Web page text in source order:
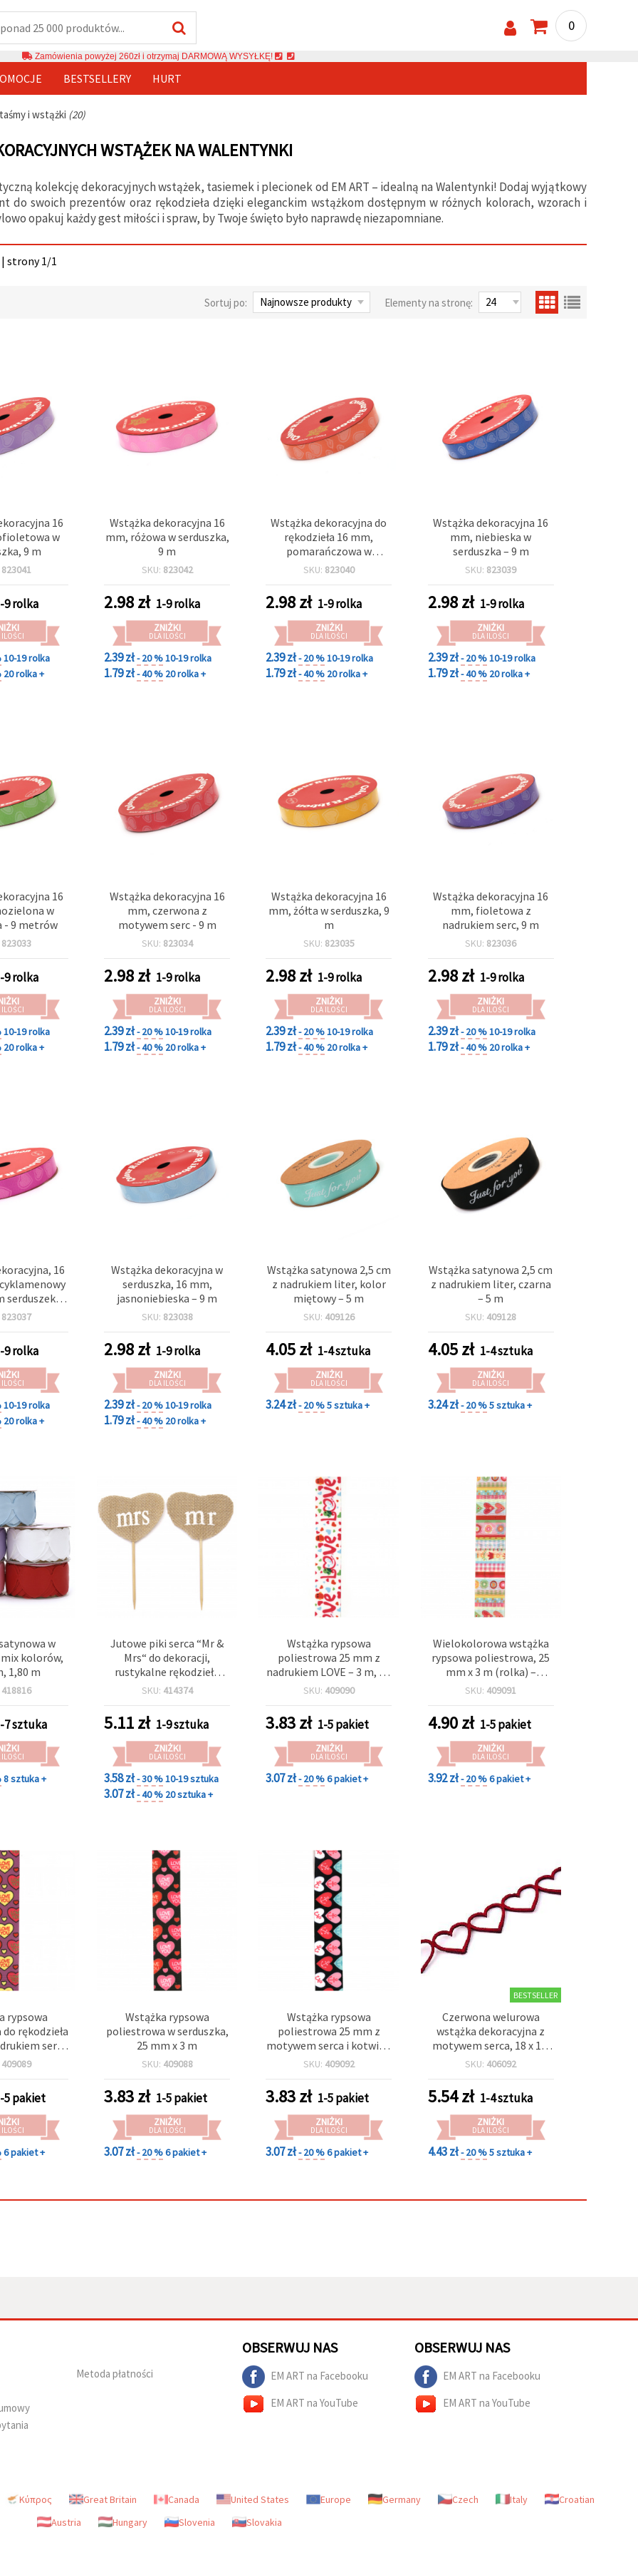
0
Zamówienia powyżej 260zł i otrzymaj DARMOWĄ WYSYŁKĘ!
BESTSELLERY HURT
i wstążki (20)
WSTĄŻEK NA WALENTYNKI
kolekcję dekoracyjnych wstążek, tasiemek i plecionek od EM ART – idealną na Walentynki! Dodaj wyjątkowy
do swoich prezentów oraz rękodzieła dzięki eleganckim wstążkom dostępnym w różnych kolorach, wzorach i
opakuj każdy gest miłości i spraw, by Twoje święto było naprawdę niezapomniane.
strony 1/1
Sortuj po: Elementy na stronę:
16
w
9 m
823041
9 rolka
ILOŚCI
10-19 rolka
20 rolka +
Wstążka dekoracyjna 16
mm, różowa w serduszka,
9 m
SKU: 823042
2.98zł 1-9 rolka
ZNIŻKI
DLA ILOŚCI
2.39 zł- 20 %10-19 rolka
1.79 zł- 40 % 20 rolka +
Wstążka dekoracyjna do
rękodzieła 16 mm,
pomarańczowa w
serduszka - 9 m
SKU: 823040
2.98zł 1-9 rolka
ZNIŻKI
DLA ILOŚCI
2.39 zł- 20 %10-19 rolka
1.79 zł- 40 % 20 rolka +
Wstążka dekoracyjna 16
mm, niebieska w
serduszka – 9 m
SKU: 823039
2.98zł 1-9 rolka
ZNIŻKI
DLA ILOŚCI
2.39 zł- 20 %10-19 rolka
1.79 zł- 40 % 20 rolka +
16
w
- 9 metrów
823033
9 rolka
ILOŚCI
10-19 rolka
20 rolka +
Wstążka dekoracyjna 16
mm, czerwona z
motywem serc - 9 m
SKU: 823034
2.98zł 1-9 rolka
ZNIŻKI
DLA ILOŚCI
2.39 zł- 20 %10-19 rolka
1.79 zł- 40 % 20 rolka +
Wstążka dekoracyjna 16
mm, żółta w serduszka, 9
m
SKU: 823035
2.98zł 1-9 rolka
ZNIŻKI
DLA ILOŚCI
2.39 zł- 20 %10-19 rolka
1.79 zł- 40 % 20 rolka +
Wstążka dekoracyjna 16
mm, fioletowa z
nadrukiem serc, 9 m
SKU: 823036
2.98zł 1-9 rolka
ZNIŻKI
DLA ILOŚCI
2.39 zł- 20 %10-19 rolka
1.79 zł- 40 % 20 rolka +
16
serduszek, 9
m
823037
9 rolka
ILOŚCI
10-19 rolka
20 rolka +
Wstążka dekoracyjna w
serduszka, 16 mm,
jasnoniebieska – 9 m
SKU: 823038
2.98zł 1-9 rolka
ZNIŻKI
DLA ILOŚCI
2.39 zł- 20 %10-19 rolka
1.79 zł- 40 % 20 rolka +
Wstążka satynowa 2,5 cm
z nadrukiem liter, kolor
miętowy – 5 m
SKU: 409126
4.05zł 1-4 sztuka
ZNIŻKI
DLA ILOŚCI
3.24 zł- 20 %5 sztuka +
Wstążka satynowa 2,5 cm
z nadrukiem liter, czarna
– 5 m
SKU: 409128
4.05zł 1-4 sztuka
ZNIŻKI
DLA ILOŚCI
3.24 zł- 20 %5 sztuka +
w
kolorów,
1,80 m
418816
7 sztuka
ILOŚCI
8 sztuka +
Jutowe piki serca “Mr &
Mrs“ do dekoracji,
rustykalne rękodzieło
ślubne, 8,5 x 18 cm -
SKU: 414374
5.11zł 1-9 sztuka
ZNIŻKI
DLA ILOŚCI
3.58 zł- 30 %10-19 sztuka
3.07 zł- 40 % 20 sztuka +
Wstążka rypsowa
poliestrowa 25 mm z
nadrukiem LOVE – 3 m, do
rękodzieła i
SKU: 409090
3.83zł 1-5 pakiet
ZNIŻKI
DLA ILOŚCI
3.07 zł- 20 %6 pakiet +
Wielokolorowa wstążka
rypsowa poliestrowa, 25
mm x 3 m (rolka) –
dekoracyjna do
kokardek, scrapbookingu
i rękodzieła
SKU: 409091
4.90zł 1-5 pakiet
ZNIŻKI
DLA ILOŚCI
3.92 zł- 20 %6 pakiet +
rypsowa
rękodzieła
serc i
YOU’, 3 m
409089
5 pakiet
ILOŚCI
6 pakiet +
Wstążka rypsowa
poliestrowa w serduszka,
25 mm x 3 m
SKU: 409088
3.83zł 1-5 pakiet
ZNIŻKI
DLA ILOŚCI
3.07 zł- 20 %6 pakiet +
Wstążka rypsowa
poliestrowa 25 mm z
motywem serca i kotwicy,
3 m
SKU: 409092
3.83zł 1-5 pakiet
ZNIŻKI
DLA ILOŚCI
3.07 zł- 20 %6 pakiet +
BESTSELLER
Czerwona welurowa
wstążka dekoracyjna z
motywem serca, 18 x 1,5
mm – 95 cm
SKU: 406092
5.54zł 1-4 sztuka
ZNIŻKI
DLA ILOŚCI
4.43 zł- 20 %5 sztuka +
Metoda płatności
OBSERWUJ NAS
EM ART na Facebooku
EM ART na YouTube
OBSERWUJ NAS
EM ART na Facebooku
EM ART na YouTube
Κύπρος Great Britain Canada United States Europe Germany Czech Italy
Croatian
Austria
Hungary Slovenia Slovakia